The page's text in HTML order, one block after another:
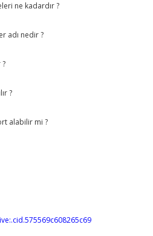
ne kadardır ?
adı nedir ?
?
alabilir mi ?